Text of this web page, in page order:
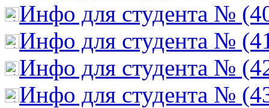
Инфо для студента №
Инфо для студента №
Инфо для студента №
Инфо для студента №